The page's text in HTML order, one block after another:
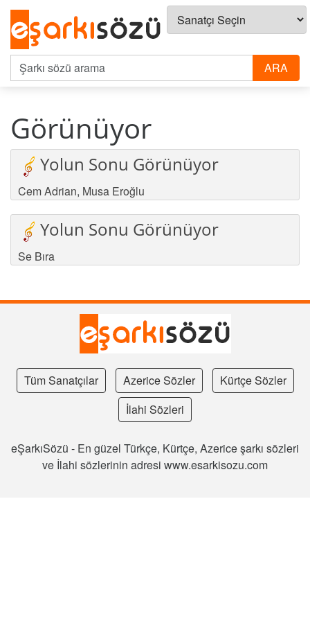
Görünüyor
Yolun Sonu Görünüyor
Cem Adrian, Musa Eroğlu
Yolun Sonu Görünüyor
Se Bıra
Tüm Sanatçılar Azerice Sözler
Kürtçe Sözler
İlahi Sözleri
eŞarkıSözü - En güzel Türkçe, Kürtçe, Azerice şarkı sözleri
ve İlahi sözlerinin adresi www.esarkisozu.com